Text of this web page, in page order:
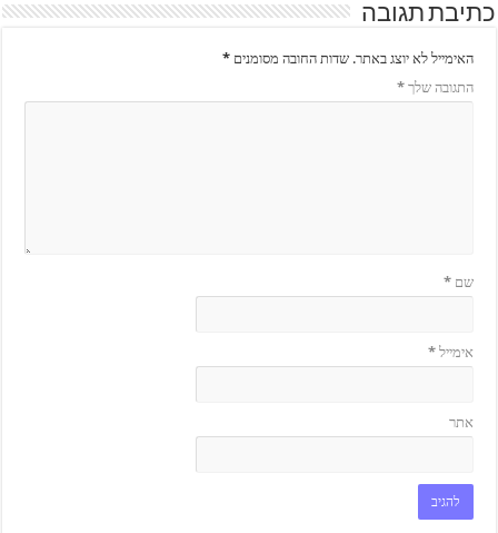
כתיבת תגובה
האימייל לא יוצג באתר. שדות החובה מסומנים*
התגובה שלך*
שם*
אימייל*
אתר